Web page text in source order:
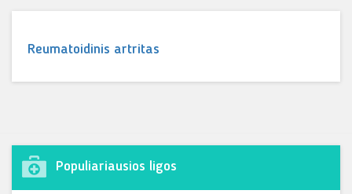
Reumatoidinis artritas
Populiariausios ligos